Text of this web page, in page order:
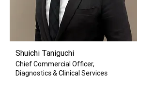
Shuichi Taniguchi
Chief Commercial Officer,
Diagnostics & Clinical Services